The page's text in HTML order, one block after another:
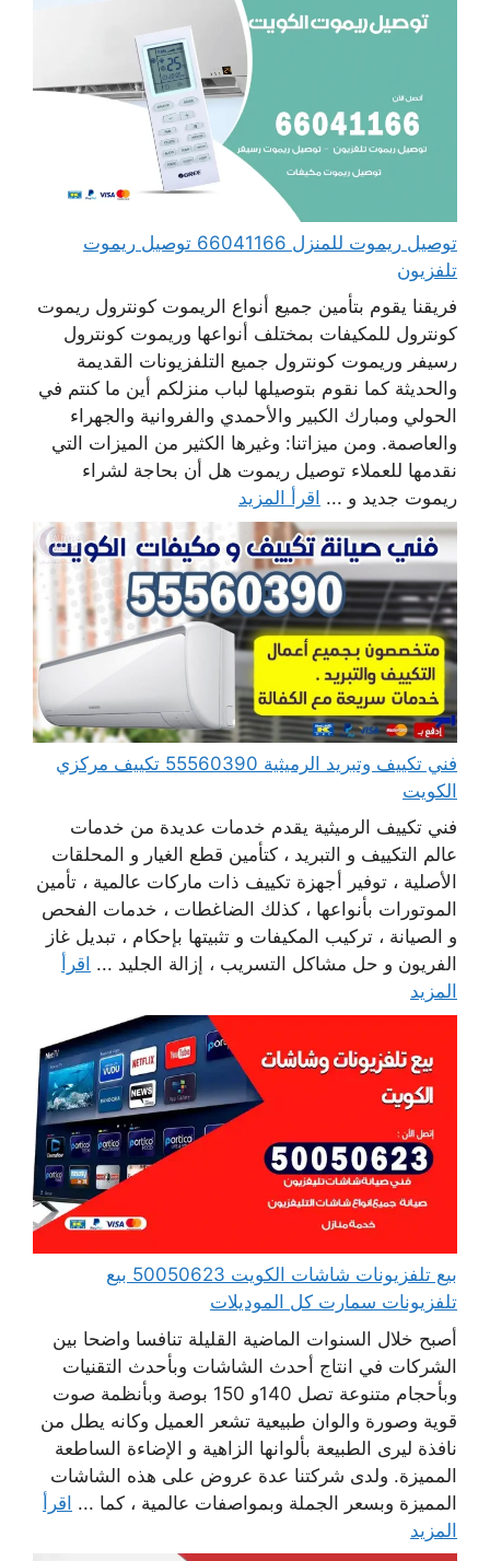
توصيل ريموت للمنزل 66041166 توصيل ريموت
تلفزيون
فريقنا يقوم بتأمين جميع أنواع الريموت كونترول ريموت
كونترول للمكيفات بمختلف أنواعها وريموت كونترول
رسيفر وريموت كونترول جميع التلفزيونات القديمة
والحديثة كما نقوم بتوصيلها لباب منزلكم أين ما كنتم في
الحولي ومبارك الكبير والأحمدي والفروانية والجهراء
والعاصمة. ومن ميزاتنا: وغيرها الكثير من الميزات التي
نقدمها للعملاء توصيل ريموت هل أن بحاجة لشراء
ريموت جديد و ... اقرأ المزيد
فني تكييف وتبريد الرميثية 55560390 تكييف مركزي
الكويت
فني تكييف الرميثية يقدم خدمات عديدة من خدمات
عالم التكييف و التبريد ، كتأمين قطع الغيار و المحلقات
الأصلية ، توفير أجهزة تكييف ذات ماركات عالمية ، تأمين
الموتورات بأنواعها ، كذلك الضاغطات ، خدمات الفحص
و الصيانة ، تركيب المكيفات و تثبيتها بإحكام ، تبديل غاز
الفريون و حل مشاكل التسريب ، إزالة الجليد ... اقرأ
المزيد
بيع تلفزيونات شاشات الكويت 50050623 بيع
تلفزيونات سمارت كل الموديلات
أصبح خلال السنوات الماضية القليلة تنافسا واضحا بين
الشركات في انتاج أحدث الشاشات وبأحدث التقنيات
وبأحجام متنوعة تصل 140و 150 بوصة وبأنظمة صوت
قوية وصورة والوان طبيعية تشعر العميل وكانه يطل من
نافذة ليرى الطبيعة بألوانها الزاهية و الإضاءة الساطعة
المميزة. ولدى شركتنا عدة عروض على هذه الشاشات
المميزة وبسعر الجملة وبمواصفات عالمية ، كما ... اقرأ
المزيد